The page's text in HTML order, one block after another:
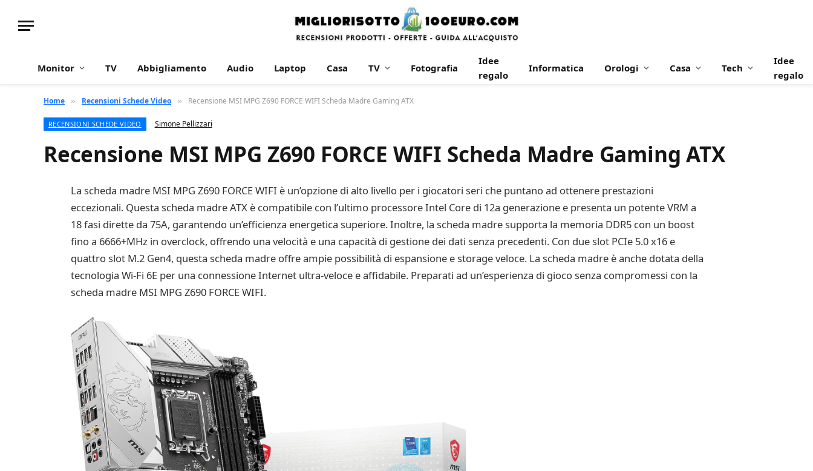
Monitor TV Abbigliamento Audio Laptop Casa TV Fotografia
Idee
regalo
Informatica Orologi Casa Tech
Idee
regalo
Home » Recensioni Schede Video » Recensione MSI MPG Z690 FORCE WIFI Scheda Madre Gaming ATX
RECENSIONI SCHEDE VIDEO Simone Pellizzari
Recensione MSI MPG Z690 FORCE WIFI Scheda Madre Gaming ATX
La scheda madre MSI MPG Z690 FORCE WIFI è un’opzione di alto livello per i giocatori seri che puntano ad ottenere prestazioni
eccezionali. Questa scheda madre ATX è compatibile con l’ultimo processore Intel Core di 12a generazione e presenta un potente VRM a
18 fasi dirette da 75A, garantendo un’efficienza energetica superiore. Inoltre, la scheda madre supporta la memoria DDR5 con un boost
fino a 6666+MHz in overclock, offrendo una velocità e una capacità di gestione dei dati senza precedenti. Con due slot PCIe 5.0 x16 e
quattro slot M.2 Gen4, questa scheda madre offre ampie possibilità di espansione e storage veloce. La scheda madre è anche dotata della
tecnologia Wi-Fi 6E per una connessione Internet ultra-veloce e affidabile. Preparati ad un’esperienza di gioco senza compromessi con la
scheda madre MSI MPG Z690 FORCE WIFI.